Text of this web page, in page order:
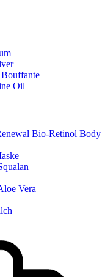
Oil
Bio-Retinol Body
Vera